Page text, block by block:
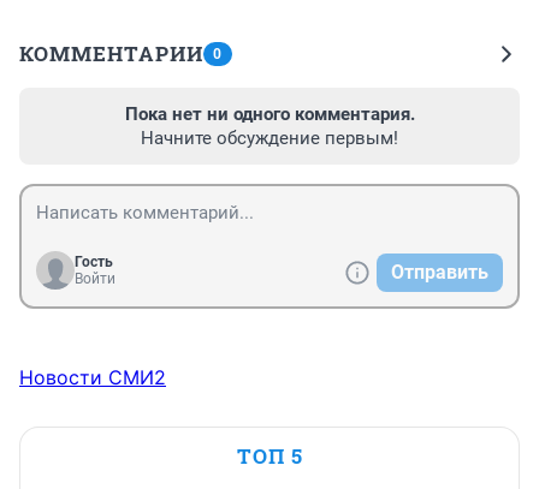
КОММЕНТАРИИ 0
Пока нет ни одного комментария.
Начните обсуждение первым!
Гость
Войти
Отправить
Новости СМИ2
ТОП 5